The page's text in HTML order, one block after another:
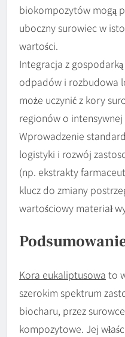
biokompozytów mogą
uboczny surowiec w
wartości.
Integracja z
odpadów i rozbudowa
może uczynić z kory
regionów o
Wprowadzenie
logistyki i rozwój
(np. ekstrakty
klucz do zmiany
wartościowy materiał
Kora eukaliptusowa to
szerokim spektrum
biocharu, przez
kompozytowe. Jej